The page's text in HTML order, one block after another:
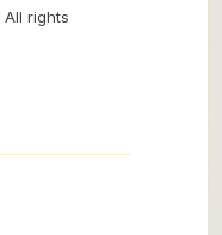
All rights